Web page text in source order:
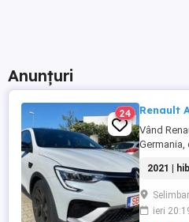
Anunțuri
24 Renault
Vând
Germania,
hibrid,
led cu
led, fază
senzori
2021 |
ieri